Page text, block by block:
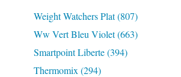
Weight Watchers Plat (807)
Ww Vert Bleu Violet (663)
Smartpoint Liberte (394)
Thermomix (294)